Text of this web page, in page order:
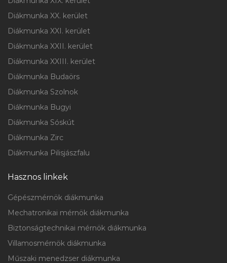
Diákmunka XX. kerület
Diákmunka XXI. kerület
Diákmunka XXII. kerület
Diákmunka XXIII. kerület
Diákmunka Budaörs
Diákmunka Szolnok
Diákmunka Bugyi
Diákmunka Sóskút
Diákmunka Zirc
Diákmunka Pilisjászfalu
Hasznos linkek
Gépészmérnök diákmunka
Mechatronikai mérnök diákmunka
Biztonságtechnikai mérnök diákmunka
Villamosmérnök diákmunka
Műszaki menedzser diákmunka